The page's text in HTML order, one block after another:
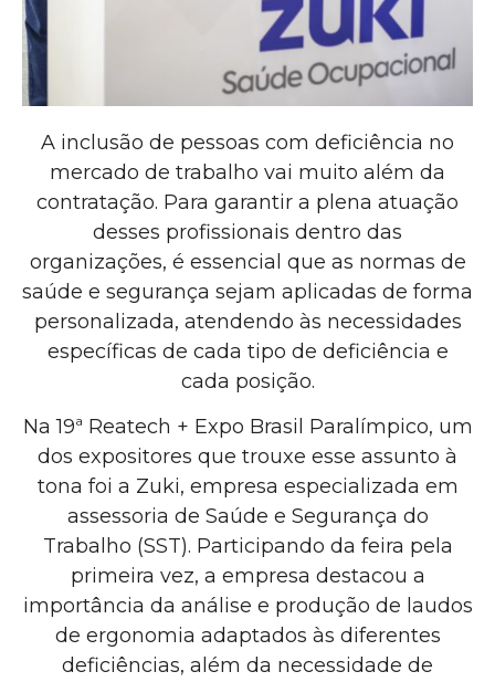
A inclusão de pessoas com deficiência no
mercado de trabalho vai muito além da
contratação. Para garantir a plena atuação
desses profissionais dentro das
organizações, é essencial que as normas de
saúde e segurança sejam aplicadas de forma
personalizada, atendendo às necessidades
específicas de cada tipo de deficiência e
cada posição.
Na 19ª Reatech + Expo Brasil Paralímpico, um
dos expositores que trouxe esse assunto à
tona foi a Zuki, empresa especializada em
assessoria de Saúde e Segurança do
Trabalho (SST). Participando da feira pela
primeira vez, a empresa destacou a
importância da análise e produção de laudos
de ergonomia adaptados às diferentes
deficiências, além da necessidade de